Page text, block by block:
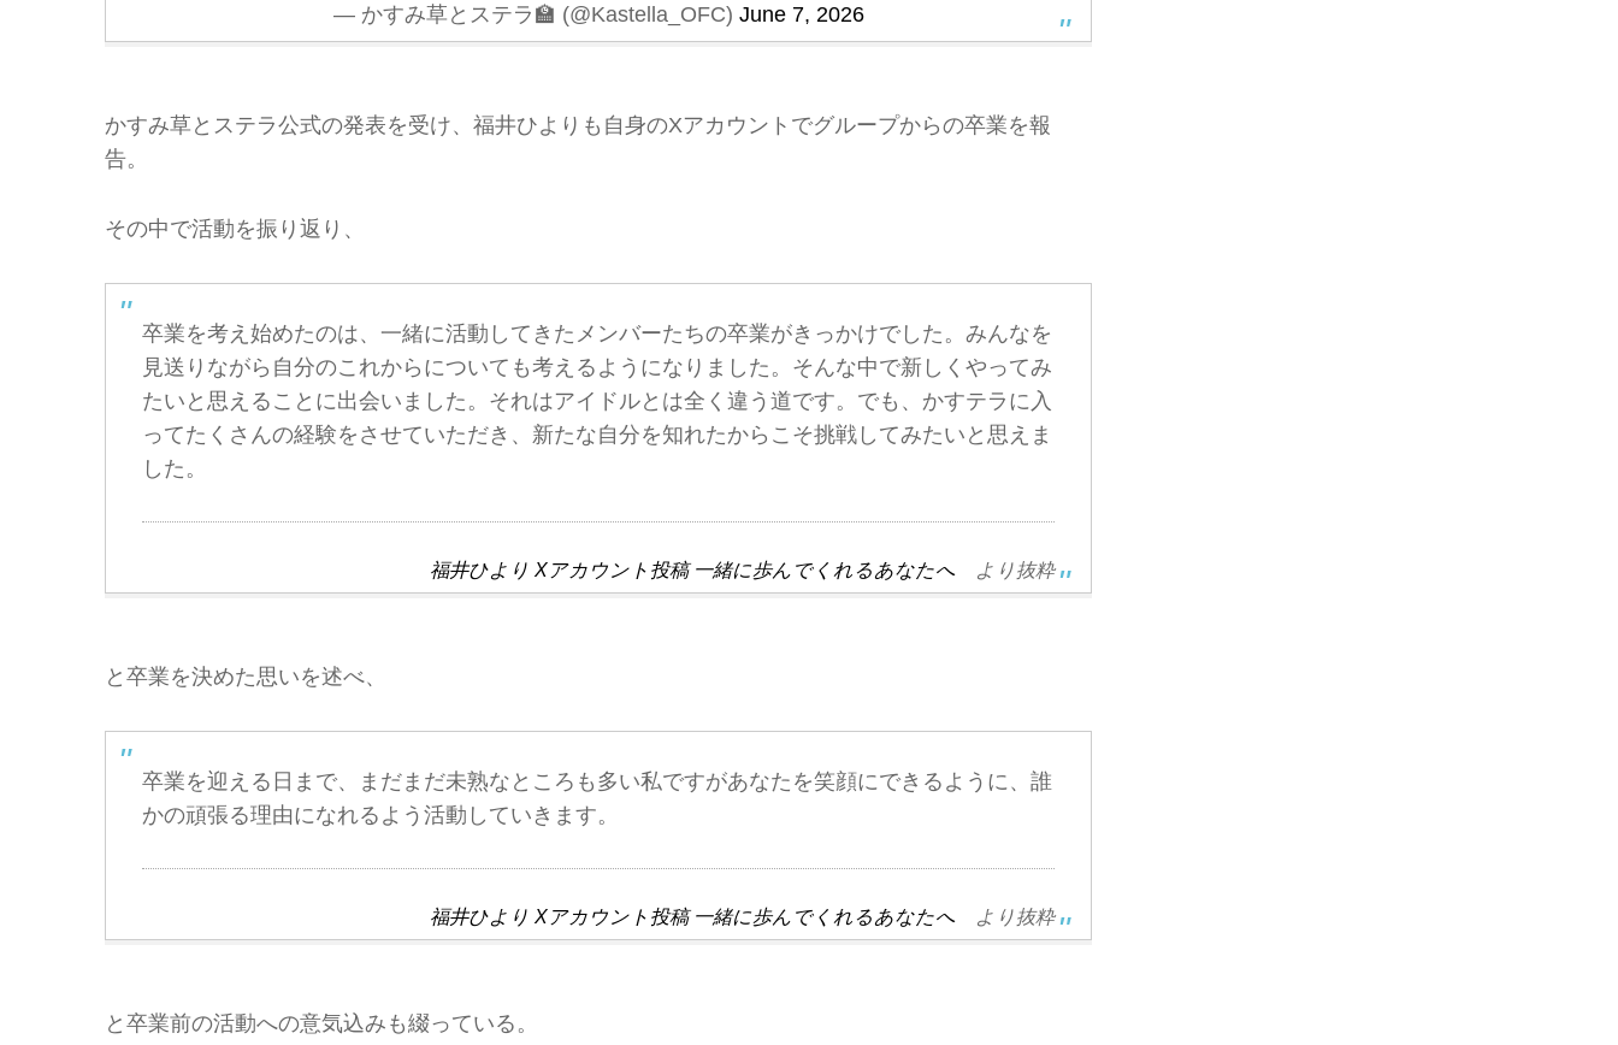
— かすみ草とステラ🏫 (@Kastella_OFC) June 7, 2026
かすみ草とステラ公式の発表を受け、福井ひよりも自身のXアカウントでグループからの卒業を報
告。
その中で活動を振り返り、
卒業を考え始めたのは、一緒に活動してきたメンバーたちの卒業がきっかけでした。みんなを
見送りながら自分のこれからについても考えるようになりました。そんな中で新しくやってみ
たいと思えることに出会いました。それはアイドルとは全く違う道です。でも、かすテラに入
ってたくさんの経験をさせていただき、新たな自分を知れたからこそ挑戦してみたいと思えま
した。
福井ひより Xアカウント投稿 一緒に歩んでくれるあなたへ より抜粋
と卒業を決めた思いを述べ、
卒業を迎える日まで、まだまだ未熟なところも多い私ですがあなたを笑顔にできるように、誰
かの頑張る理由になれるよう活動していきます。
福井ひより Xアカウント投稿 一緒に歩んでくれるあなたへ より抜粋
と卒業前の活動への意気込みも綴っている。